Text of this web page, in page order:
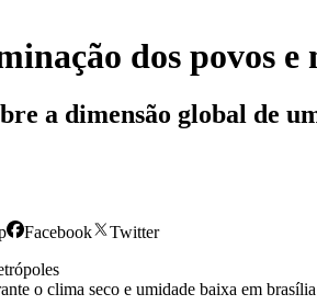
dos povos
a dimensão global de
Facebook
Twitter